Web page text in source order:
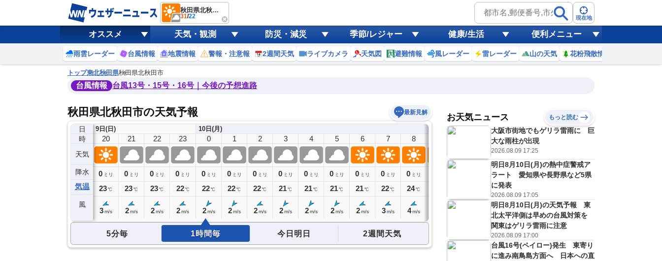
秋田県北秋田市
31/22 現在地
オススメ 天気・観測 防災・減災 季節/レジャー 健康/生活 便利メニュー
雨雲レーダー 台風情報 地震情報 警報・注意報 2週間天気 ライブカメラ 天気図 避難情報 風レーダー 雷レーダー 山の天気 花粉飛散情報
トップ東北秋田県秋田県北秋田市
台風情報 台風13号・15号・16号｜今後の予想進路
秋田県北秋田市の天気予報 最新見解
日
時
天気
降水
気温
風
9日(日)
19
0ミリ
24℃
20
0 ミリ
23℃
3 m/s
21
0 ミリ
23℃
2 m/s
22
0 ミリ
23℃
2 m/s
23
0 ミリ
22 ℃
2m/s
10日(月)
0
0 ミリ
22℃
2 m/s
1
0 ミリ
22℃
2 m/s
2
0 ミリ
22℃
2 m/s
3
0 ミリ
21℃
2 m/s
4
0 ミリ
21℃
2 m/s
5
0 ミリ
21℃
2 m/s
6
0 ミリ
21℃
2 m/s
7
0 ミリ
22℃
3 m/s
8
0 ミリ
24℃
4 m/s
11
ミリ
℃
m/s
12
0 ミリ
27
4 m/s
13
0ミリ
4 m/s
0ミリ
4m/s
0ミリ
4
5分毎 1時間毎 今日明日 2週間天気
お天気ニュース もっと読む
大阪市街地でもゲリラ雷雨に 巨
大な雨柱が出現
2026.08.09 17:25
明日8月10日(月)の熱中症警戒ア
ラート 愛知県や長野県など5県
に発表
2026.08.09 17:05
明日8月10日(月)の天気予報 東
北太平洋側は早めの台風対策を
関東はゲリラ雷雨に注意
2026.08.09 17:00
台風16号(ペイロー)発生 東寄り
に進み南鳥島方面へ 日本への直